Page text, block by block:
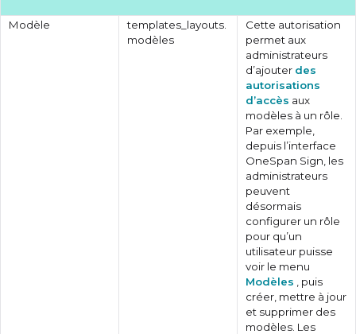
Modèle
templates_layouts.
modèles
Cette autorisation
permet aux
administrateurs
d’ajouter des
autorisations
d’accès aux
modèles à un rôle.
Par exemple,
depuis l’interface
OneSpan Sign, les
administrateurs
peuvent
désormais
configurer un rôle
pour qu’un
utilisateur puisse
voir le menu
Modèles , puis
créer, mettre à jour
et supprimer des
modèles. Les